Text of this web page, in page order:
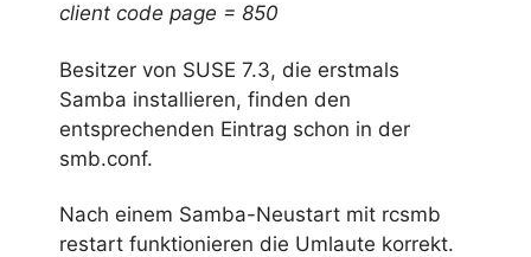
client code page = 850
Besitzer von SUSE 7.3, die erstmals
Samba installieren, finden den
entsprechenden Eintrag schon in der
smb.conf.
Nach einem Samba-Neustart mit rcsmb
restart funktionieren die Umlaute korrekt.